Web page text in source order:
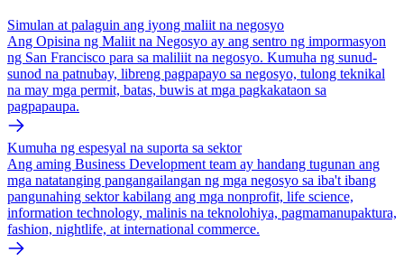
Simulan at palaguin ang iyong maliit na negosyo
Ang Opisina ng Maliit na Negosyo ay ang sentro ng impormasyon
ng San Francisco para sa maliliit na negosyo. Kumuha ng sunud-
sunod na patnubay, libreng pagpapayo sa negosyo, tulong teknikal
na may mga permit, batas, buwis at mga pagkakataon sa
pagpapaupa.
Kumuha ng espesyal na suporta sa sektor
Ang aming Business Development team ay handang tugunan ang
mga natatanging pangangailangan ng mga negosyo sa iba't ibang
pangunahing sektor kabilang ang mga nonprofit, life science,
information technology, malinis na teknolohiya, pagmamanupaktura,
fashion, nightlife, at international commerce.